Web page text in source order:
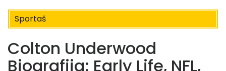
Sportaš
Colton Underwood
Biografija: Early Life, NFL,